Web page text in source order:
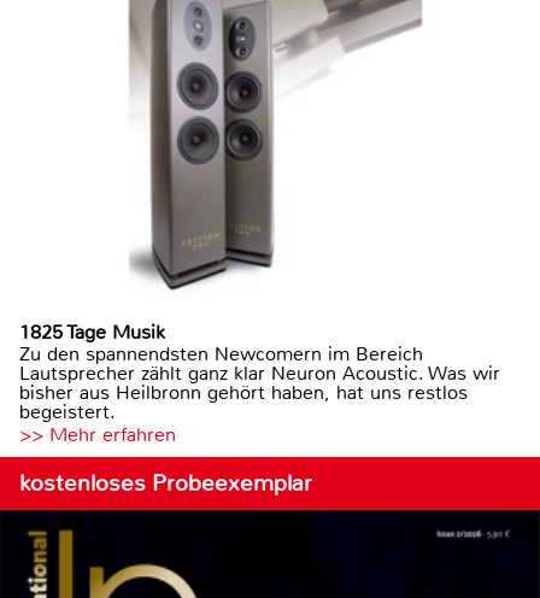
1825 Tage Musik
Zu den spannendsten Newcomern im Bereich
Lautsprecher zählt ganz klar Neuron Acoustic. Was wir
bisher aus Heilbronn gehört haben, hat uns restlos
begeistert.
>> Mehr erfahren
kostenloses Probeexemplar